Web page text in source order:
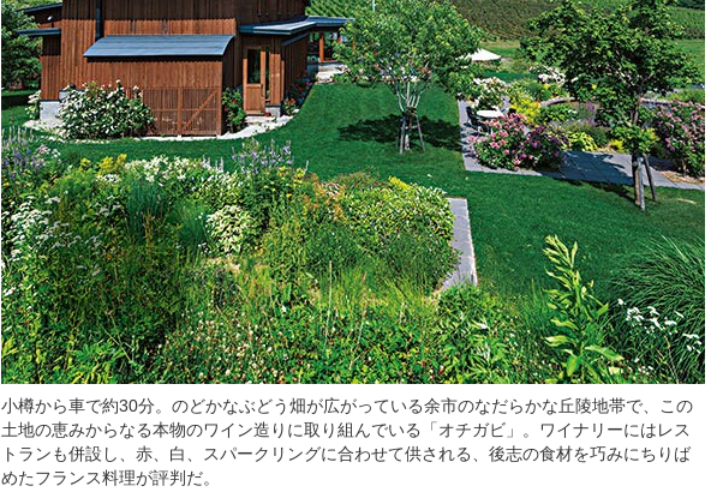
小樽から車で約30分。のどかなぶどう畑が広がっている余市のなだらかな丘陵地帯で、この
土地の恵みからなる本物のワイン造りに取り組んでいる「オチガビ」。ワイナリーにはレス
トランも併設し、赤、白、スパークリングに合わせて供される、後志の食材を巧みにちりば
めたフランス料理が評判だ。